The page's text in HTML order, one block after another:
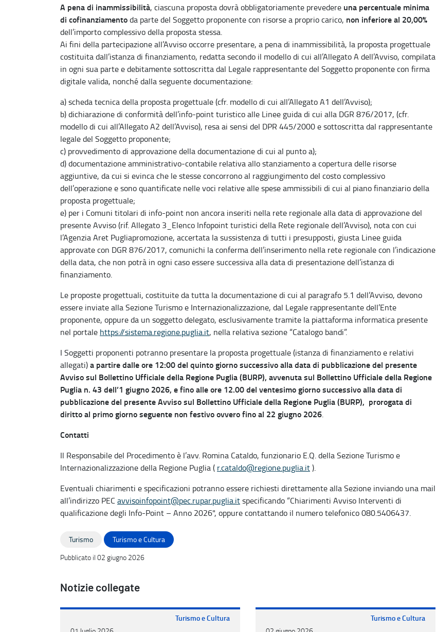
A pena di inammissibilità, ciascuna proposta dovrà obbligatoriamente prevedere una percentuale minima
di cofinanziamentoda parte del Soggetto proponente con risorse a proprio carico, non inferiore al 20,00%
dell’importo complessivo della proposta stessa.
Ai fini della partecipazione all’Avviso occorre presentare, a pena di inammissibilità, la proposta progettuale
costituita dall’istanza di finanziamento, redatta secondo il modello di cui all’Allegato A dell’Avviso, compilata
in ogni sua parte e debitamente sottoscritta dal Legale rappresentante del Soggetto proponente con firma
digitale valida, nonché dalla seguente documentazione:
a) scheda tecnica della proposta progettuale (cfr. modello di cui all’Allegato A1 dell’Avviso);
b) dichiarazione di conformità dell’info-point turistico alle Linee guida di cui alla DGR 876/2017, (cfr.
modello di cui all’Allegato A2 dell’Avviso), resa ai sensi del DPR 445/2000 e sottoscritta dal rappresentante
legale del Soggetto proponente;
c) provvedimento di approvazione della documentazione di cui al punto a);
d) documentazione amministrativo-contabile relativa allo stanziamento a copertura delle risorse
aggiuntive, da cui si evinca che le stesse concorrono al raggiungimento del costo complessivo
dell’operazione e sono quantificate nelle voci relative alle spese ammissibili di cui al piano finanziario della
proposta progettuale;
e) per i Comuni titolari di info-point non ancora inseriti nella rete regionale alla data di approvazione del
presente Avviso (rif. Allegato 3_Elenco Infopoint turistici della Rete regionale dell’Avviso), nota con cui
l’Agenzia Aret Pugliapromozione, accertata la sussistenza di tutti i presupposti, giusta Linee guida
approvate con DGR 876/2017, comunichi la conferma dell’inserimento nella rete regionale con l’indicazione
della data, che non potrà in ogni caso essere successiva alla data di presentazione dell’istanza di
finanziamento.
Le proposte progettuali, costituite da tutta la documentazione di cui al paragrafo 5.1 dell’Avviso, devono
essere inviate alla Sezione Turismo e Internazionalizzazione, dal Legale rappresentante dell’Ente
proponente, oppure da un soggetto delegato, esclusivamente tramite la piattaforma informatica presente
nel portale https://sistema.regione.puglia.it, nella relativa sezione “Catalogo bandi”.
I Soggetti proponenti potranno presentare la proposta progettuale (istanza di finanziamento e relativi
allegati)a partire dalle ore 12:00 del quinto giorno successivo alla data di pubblicazione del presente
Avviso sul Bollettino Ufficiale della Regione Puglia (BURP), avvenuta sul Bollettino Ufficiale della Regione
Puglia n. 43 dell’1 giugno 2026, e fino alle ore 12.00 del ventesimo giorno successivo alla data di
pubblicazione del presente Avviso sul Bollettino Ufficiale della Regione Puglia (BURP), prorogata di
diritto al primo giorno seguente non festivo ovvero fino al 22 giugno 2026.
Contatti
Il Responsabile del Procedimento è l’avv. Romina Cataldo, funzionario E.Q. della Sezione Turismo e
Internazionalizzazione della Regione Puglia ( r.cataldo@regione.puglia.it).
Eventuali chiarimenti e specificazioni potranno essere richiesti direttamente alla Sezione inviando una mail
all’indirizzo PEC avvisoinfopoint@pec.rupar.puglia.itspecificando “Chiarimenti Avviso Interventi di
qualificazione degli Info-Point – Anno 2026", oppure contattando il numero telefonico 080.5406437.
Turismo
Turismo e Cultura
Pubblicato il 02 giugno 2026
Notizie collegate
Turismo e Cultura
Turismo e Cultura